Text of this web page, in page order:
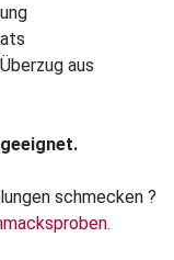
aus
schmecken ?
.